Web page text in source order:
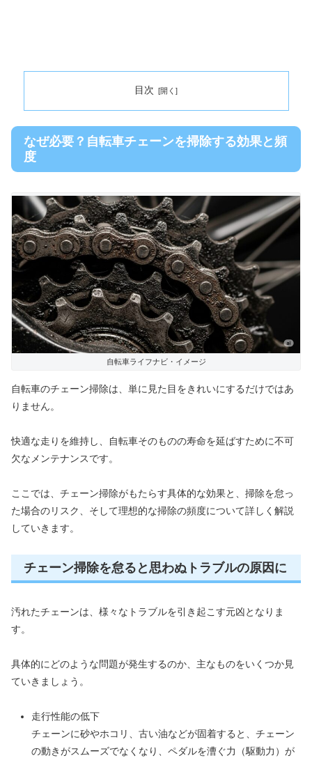
目次
なぜ必要？自転車チェーンを掃除する効果と頻
度
自転車ライフナビ・イメージ
自転車のチェーン掃除は、単に見た目をきれいにするだけではあ
りません。
快適な走りを維持し、自転車そのものの寿命を延ばすために不可
欠なメンテナンスです。
ここでは、チェーン掃除がもたらす具体的な効果と、掃除を怠っ
た場合のリスク、そして理想的な掃除の頻度について詳しく解説
していきます。
チェーン掃除を怠ると思わぬトラブルの原因に
汚れたチェーンは、様々なトラブルを引き起こす元凶となりま
す。
具体的にどのような問題が発生するのか、主なものをいくつか見
ていきましょう。
走行性能の低下
チェーンに砂やホコリ、古い油などが固着すると、チェーン
の動きがスムーズでなくなり、ペダルを漕ぐ力（駆動力）が